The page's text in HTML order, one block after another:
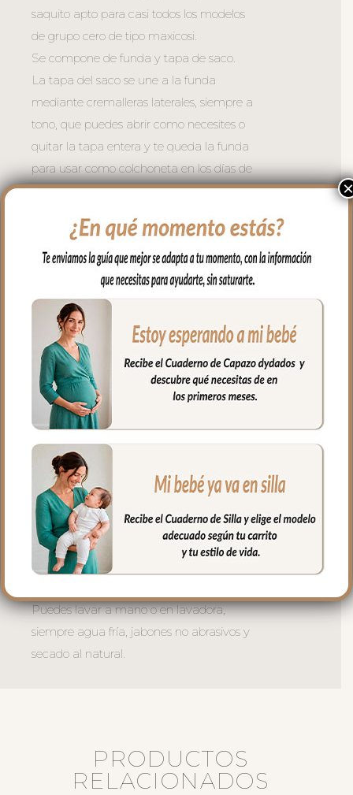
saquito apto para casi todos los modelos
de grupo cero de tipo maxicosi.
Se compone de funda y tapa de saco.
La tapa del saco se une a la funda
mediante cremalleras laterales, siempre a
tono, que puedes abrir como necesites o
quitar la tapa entera y te queda la funda
para usar como colchoneta en los días de
calor.
en piqué de algodón o en pelo corto liso.
Con un relleno de micro fibra hueca para
mayor confort del bebé y muy buena
transpirabilidad. Por el revés un tejido
rejilla 3D para una mejor ventilación.
Ojales en respaldo y culete para la salida
de arneses. Traseras ajustadas con goma
en la parte superior y en la inferior para
que quede bien sujeta.
La tapa del saco en tejido polipiel lisa;
una polipiel sintética muy suave y
agradable.
El relleno de la tapa es de micro fibra
hueca para mayor confort del bebé y
muy buena transpirabilidad.
El tejido del interior de la tapa es el
Puedes lavar a mano o en lavadora,
siempre agua fría, jabones no abrasivos y
secado al natural.
PRODUCTOS
RELACIONADOS
×